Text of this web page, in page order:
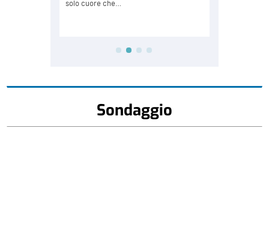
Sondaggio